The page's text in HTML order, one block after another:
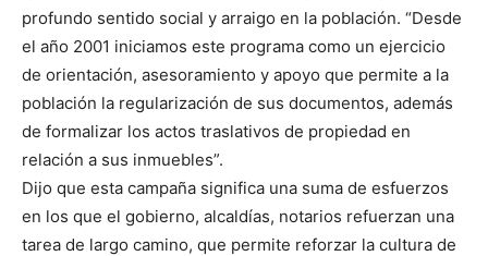
profundo sentido social y arraigo en la población. “Desde
el año 2001 iniciamos este programa como un ejercicio
de orientación, asesoramiento y apoyo que permite a la
población la regularización de sus documentos, además
de formalizar los actos traslativos de propiedad en
relación a sus inmuebles”.
Dijo que esta campaña significa una suma de esfuerzos
en los que el gobierno, alcaldías, notarios refuerzan una
tarea de largo camino, que permite reforzar la cultura de